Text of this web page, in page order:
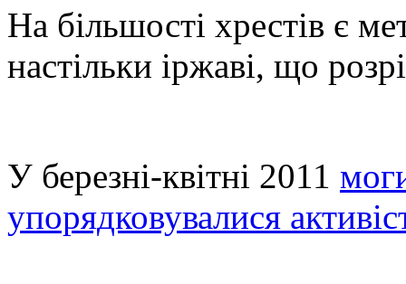
На більшості хрестів є
настільки іржаві, що
У березні-квітні 2011
упорядковувалися